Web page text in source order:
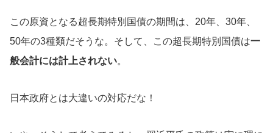
この原資となる超長期特別国債の期間は、20年、30年、
50年の3種類だそうな。そして、この超長期特別国債は一
般会計には計上されない。
日本政府とは大違いの対応だな！